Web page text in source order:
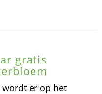
gratis
wordt er op het